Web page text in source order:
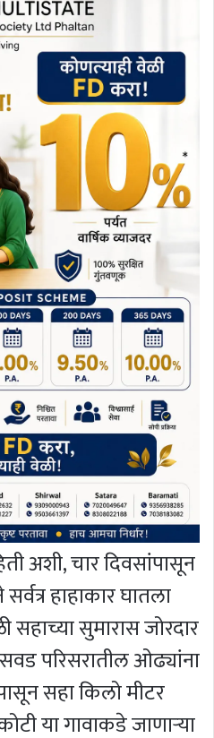
अशी, चार दिवसांपासून
हाहाकार घातला
सहाच्या सुमारास जोरदार
परिसरातील ओढ्यांना
सहा किलो मीटर
या गावाकडे जाणार्‍या